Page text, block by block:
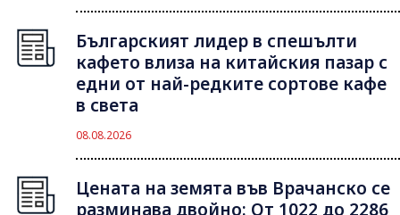
Българският лидер в спешълти
кафето влиза на китайския пазар с
едни от най-редките сортове кафе
в света
08.08.2026
Цената на земята във Врачанско се
разминава двойно: От 1022 до 2286